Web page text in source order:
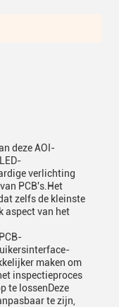
deze AOI-
verlichting
PCB's.Het
zelfs de kleinste
aspect van het
maken om
inspectieproces
te lossenDeze
te zijn,